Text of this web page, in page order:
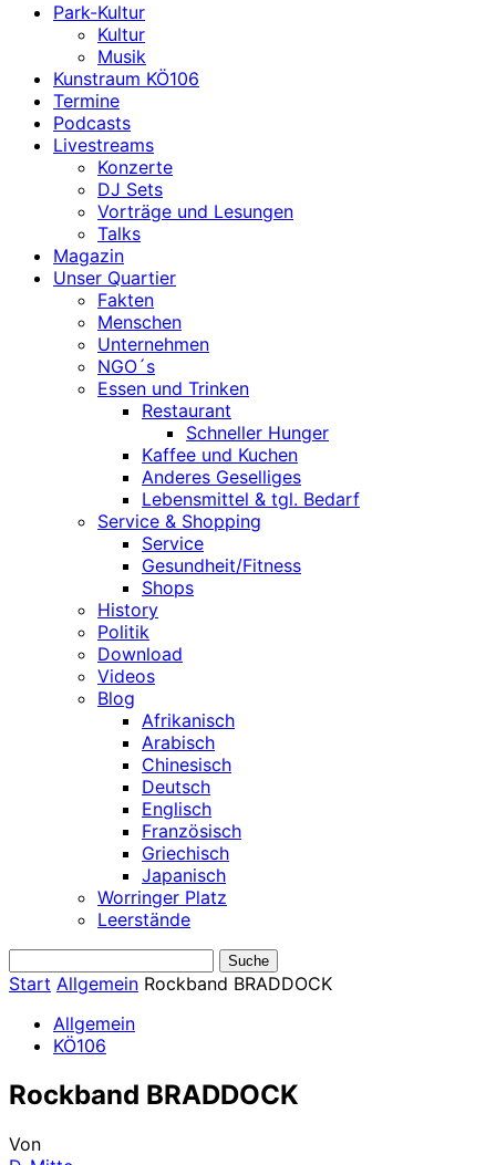
Park-Kultur
Kultur
Musik
Kunstraum KÖ106
Termine
Podcasts
Livestreams
Konzerte
DJ Sets
Vorträge und Lesungen
Talks
Magazin
Unser Quartier
Fakten
Menschen
Unternehmen
NGO´s
Essen und Trinken
Restaurant
Schneller Hunger
Kaffee und Kuchen
Anderes Geselliges
Lebensmittel & tgl. Bedarf
Service & Shopping
Service
Gesundheit/Fitness
Shops
History
Politik
Download
Videos
Blog
Afrikanisch
Arabisch
Chinesisch
Deutsch
Englisch
Französisch
Griechisch
Japanisch
Worringer Platz
Leerstände
Start Allgemein Rockband BRADDOCK
Allgemein
KÖ106
Rockband BRADDOCK
Von